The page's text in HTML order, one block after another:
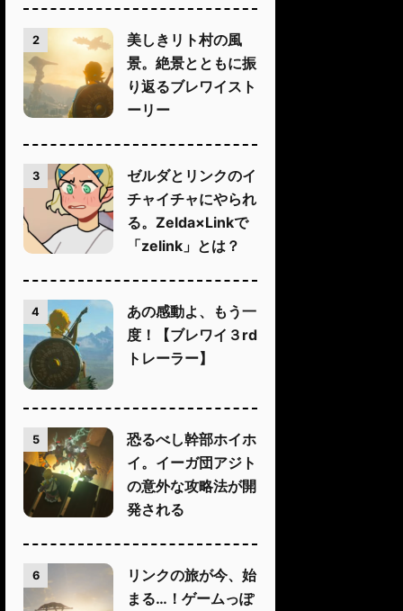
2
美しきリト村の風
景。絶景とともに振
り返るブレワイスト
ーリー
3
ゼルダとリンクのイ
チャイチャにやられ
る。Zelda×Linkで
「zelink」とは？
4
あの感動よ、もう一
度！【ブレワイ３rd
トレーラー】
5
恐るべし幹部ホイホ
イ。イーガ団アジト
の意外な攻略法が開
発される
6
リンクの旅が今、始
まる…！ゲームっぽ